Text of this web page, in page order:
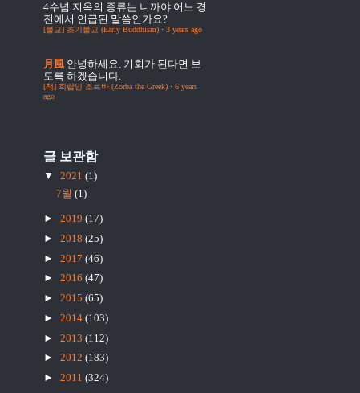
4수념 지옥의 종류는 니까야 어느 경
전에서 언급된 말씀인가요?
[불교] 초기불교 (Early Buddhism) · 3 years ago
月風 안녕하세요. 기회가 된다면 보
도록 하겠습니다.
[책] 희랍인 조르바 (Zorba the Greek) · 6 years
ago
글 보관함
▼ 2021 (1)
7월 (1)
► 2019 (17)
► 2018 (25)
► 2017 (46)
► 2016 (47)
► 2015 (65)
► 2014 (103)
► 2013 (112)
► 2012 (183)
► 2011 (324)